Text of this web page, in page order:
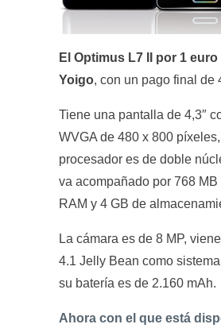
El Optimus L7 II por 1
Yoigo, con un pago final de
Tiene una pantalla de 4,3″
WVGA de 480 x 800 píxeles,
procesador es de doble
va acompañado por 768 MB
RAM y 4 GB de
La cámara es de 8 MP,
4.1 Jelly Bean como
su batería es de 2.160 mAh.
Ahora con el que está